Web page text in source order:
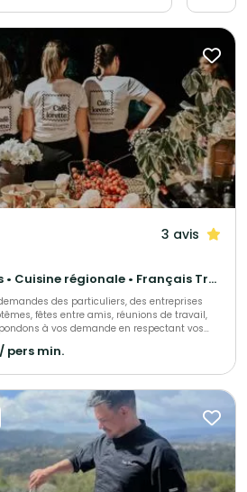
3 avis
Barbecue et grillades • Cuisine régionale • Français Traditionnel
fêtes entre amis, réunions de travail,
dans une ambiance familiale et
pers min.